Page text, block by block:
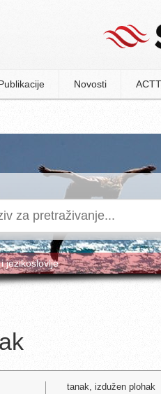
Novosti
jezikoslovlje
tanak, izdužen plohak